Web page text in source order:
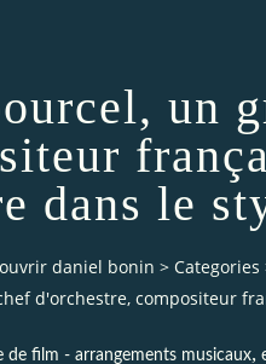
un
dans le
daniel bonin > Categories
d'orchestre, compositeur
de film - arrangements musicaux,